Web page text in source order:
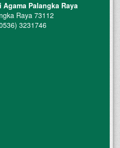
Palangka Raya
Raya 73112
3231746